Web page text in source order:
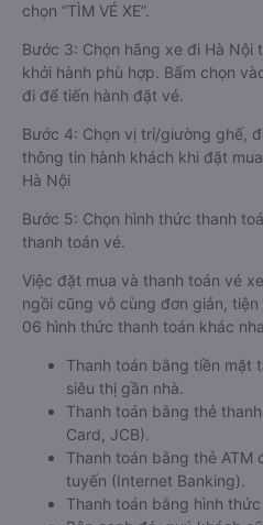
chọn “TÌM VÉ XE”.
Bước 3: Chọn hãng xe đi Hà Nội
khởi hành phù hợp. Bấm chọn
đi để tiến hành đặt vé.
Bước 4: Chọn vị trí/giường ghế,
thông tin hành khách khi đặt
Hà Nội
Bước 5: Chọn hình thức thanh
thanh toán vé.
Việc đặt mua và thanh toán vé
ngồi cũng vô cùng đơn giản,
06 hình thức thanh toán khác
Thanh toán bằng tiền mặt
siêu thị gần nhà.
Thanh toán bằng thẻ
Card, JCB).
Thanh toán bằng thẻ
tuyến (Internet Banking).
Thanh toán bằng hình